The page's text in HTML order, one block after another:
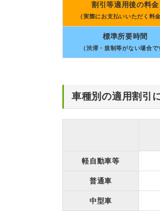
割引等適用後の料金
（実際にお支払いいただく料金
標準所要時間
（渋滞・規制等がない場合で
車種別の適用割引
軽自動車等
普通車
中型車